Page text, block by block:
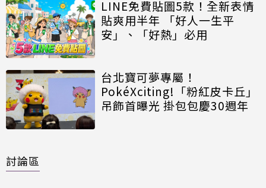
LINE免費貼圖5款！全新表情
貼爽用半年 「好人一生平
安」、「好熱」必用
台北寶可夢專屬！
PokéXciting!「粉紅皮卡丘」
吊飾首曝光 掛包包慶30週年
討論區